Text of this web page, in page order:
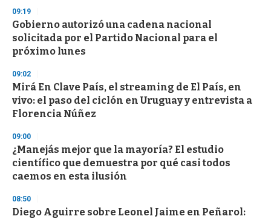
s
09:19
Gobierno autorizó una cadena nacional
solicitada por el Partido Nacional para el
próximo lunes
09:02
Mirá En Clave País, el streaming de El País, en
vivo: el paso del ciclón en Uruguay y entrevista a
Florencia Núñez
09:00
¿Manejás mejor que la mayoría? El estudio
científico que demuestra por qué casi todos
caemos en esta ilusión
08:50
Diego Aguirre sobre Leonel Jaime en Peñarol: